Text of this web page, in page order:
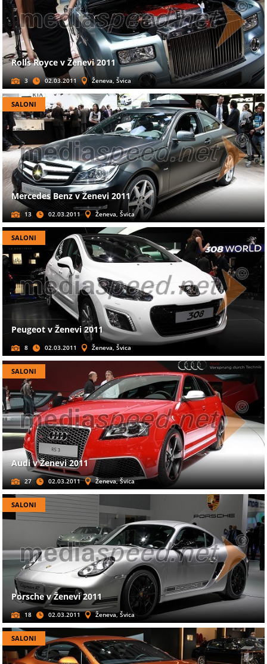
Rolls Royce v Ženevi 2011
3 02.03.2011 Ženeva, Švica
SALONI
Mercedes Benz v Ženevi 2011
13 02.03.2011 Ženeva, Švica
SALONI
Peugeot v Ženevi 2011
8 02.03.2011 Ženeva, Švica
SALONI
Audi v Ženevi 2011
27 02.03.2011 Ženeva, Švica
SALONI
Porsche v Ženevi 2011
18 02.03.2011 Ženeva, Švica
SALONI